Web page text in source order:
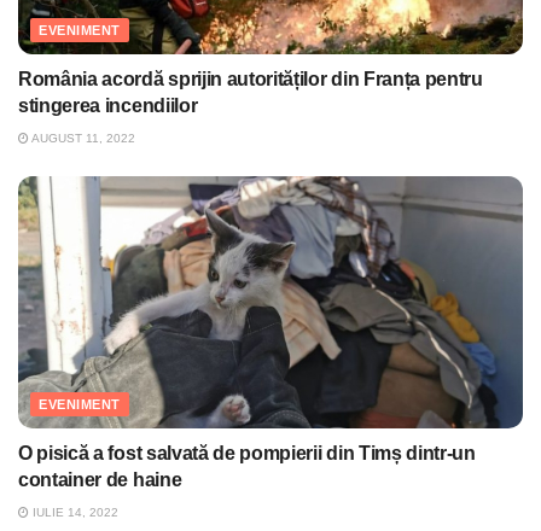
EVENIMENT
România acordă sprijin autorităților din Franța pentru
stingerea incendiilor
AUGUST 11, 2022
EVENIMENT
O pisică a fost salvată de pompierii din Timș dintr-un
container de haine
IULIE 14, 2022